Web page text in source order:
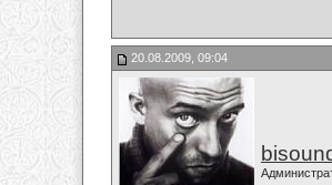
20.08.2009, 09:04